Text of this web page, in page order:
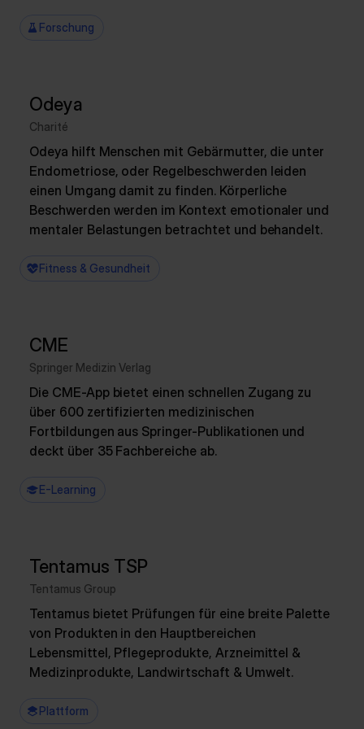
Forschung
Odeya
Charité
Odeya hilft Menschen mit Gebärmutter, die unter
Endometriose, oder Regelbeschwerden leiden
einen Umgang damit zu finden. Körperliche
Beschwerden werden im Kontext emotionaler und
mentaler Belastungen betrachtet und behandelt.
Fitness & Gesundheit
CME
Springer Medizin Verlag
Die CME-App bietet einen schnellen Zugang zu
über 600 zertifizierten medizinischen
Fortbildungen aus Springer-Publikationen und
deckt über 35 Fachbereiche ab.
E-Learning
Tentamus TSP
Tentamus Group
Tentamus bietet Prüfungen für eine breite Palette
von Produkten in den Hauptbereichen
Lebensmittel, Pflegeprodukte, Arzneimittel &
Medizinprodukte, Landwirtschaft & Umwelt.
Plattform